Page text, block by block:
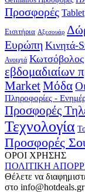
Προσφορές Tablet
Εισιτήρια Αξεσουάρ
Ευρώπη Κινητά-
Ανοιχτά
εβδομαδιαίων
MarketΜόδα
Πληροφορίες -
Προσφορές
Τεχνολογία
Προσφορές
ΟΡΟΙ ΧΡΗΣΗΣ
ΠΟΛΙΤΙΚΗ
Θέλετε να
στο info@hotdeals.gr